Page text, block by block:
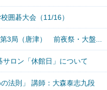
囲碁大会（11/16）
3局（唐津） 前夜祭・大盤...
サロン「休館日」について
法則」 講師：大森泰志九段